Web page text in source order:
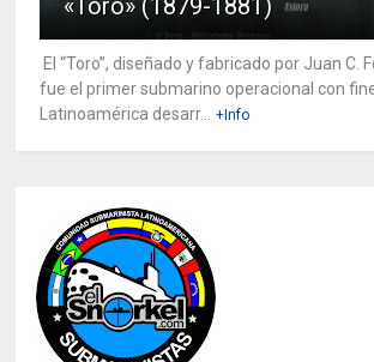
«Toro» (1879-1881)
El “Toro”, diseñado y fabricado por Juan C.
fue el primer submarino operacional con
Latinoamérica desarr...
+Info